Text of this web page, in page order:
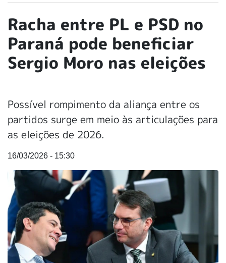
Racha entre PL e PSD no
Paraná pode beneficiar
Sergio Moro nas eleições
Possível rompimento da aliança entre os
partidos surge em meio às articulações para
as eleições de 2026.
16/03/2026 - 15:30